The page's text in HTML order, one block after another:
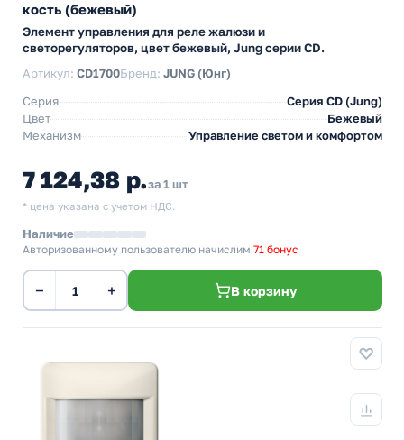
кость (бежевый)
Элемент управления для реле жалюзи и
светорегуляторов, цвет бежевый, Jung серии CD.
Артикул: CD1700Бренд: JUNG (Юнг)
Серия
Серия CD (Jung)
Цвет
Бежевый
Механизм
Управление светом и комфортом
7 124,38 р.за 1 шт
* цена указана с учетом НДС.
Наличие
Авторизованному пользователю начислим 71 бонус
− + В корзину